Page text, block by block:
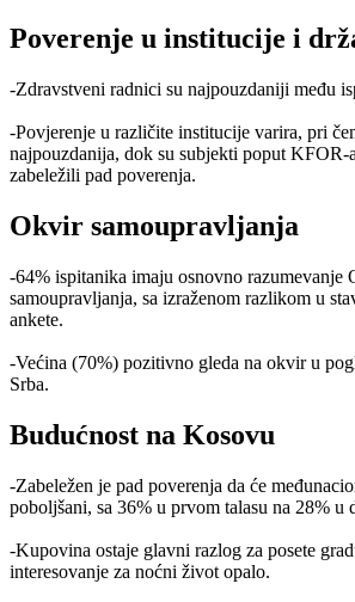
Poverenje u institucije i
-Zdravstveni radnici su najpouzdaniji među
-Povjerenje u različite institucije varira, pri
najpouzdanija, dok su subjekti poput
zabeležili pad poverenja.
Okvir samoupravljanja
-64% ispitanika imaju osnovno razumevanje
samoupravljanja, sa izraženom razlikom u
ankete.
-Većina (70%) pozitivno gleda na okvir u
Srba.
Budućnost na Kosovu
-Zabeležen je pad poverenja da će
poboljšani, sa 36% u prvom talasu na 28% u
-Kupovina ostaje glavni razlog za posete
interesovanje za noćni život opalo.